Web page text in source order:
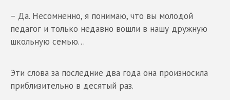
– Да. Несомненно, я понимаю, что вы молодой
педагог и только недавно вошли в нашу дружную
школьную семью…
Эти слова за последние два года она произносила
приблизительно в десятый раз.